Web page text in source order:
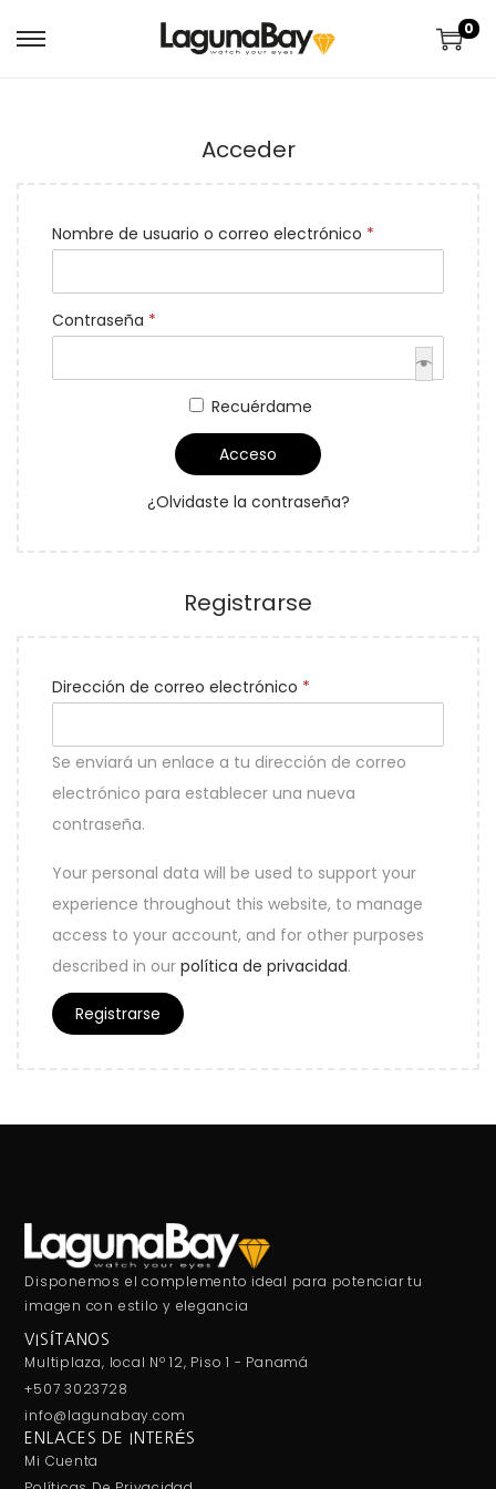
0
Acceder
Nombre de usuario o correo electrónico *
Contraseña *
Recuérdame
Acceso
¿Olvidaste la contraseña?
Registrarse
Dirección de correo electrónico *
Se enviará un enlace a tu dirección de correo
electrónico para establecer una nueva
contraseña.
Your personal data will be used to support your
experience throughout this website, to manage
access to your account, and for other purposes
described in our política de privacidad.
Registrarse
Disponemos el complemento ideal para potenciar tu
imagen con estilo y elegancia
VISÍTANOS
Multiplaza, local Nº 12, Piso 1 - Panamá
+507 3023728
info@lagunabay.com
ENLACES DE INTERÉS
Mi Cuenta